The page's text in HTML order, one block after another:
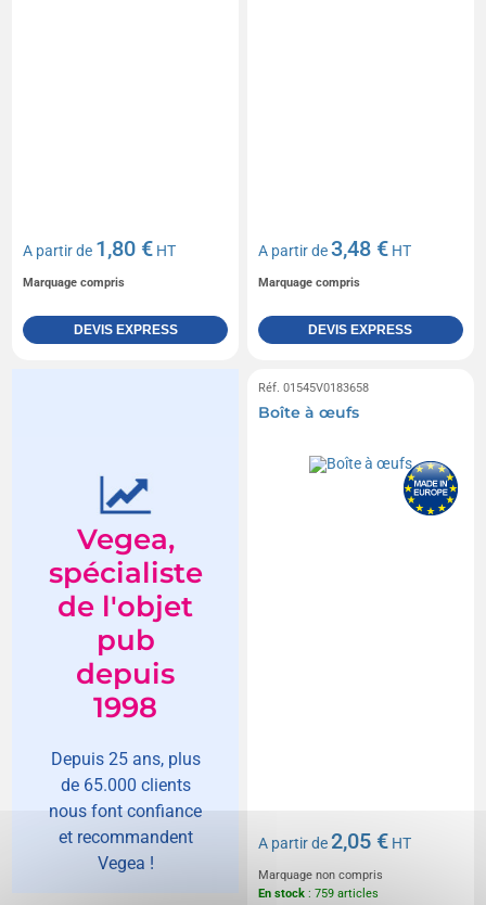
A partir de 1,80 € HT
Marquage compris
DEVIS EXPRESS
A partir de3,48 € HT
Marquage compris
DEVIS EXPRESS
Vegea,
spécialiste
de l'objet
pub
depuis
1998
Depuis 25 ans, plus
de 65.000 clients
nous font confiance
et recommandent
Vegea !
Réf. 01545V0183658
Boîte à œufs
A partir de2,05 € HT
Marquage non compris
En stock : 759 articles